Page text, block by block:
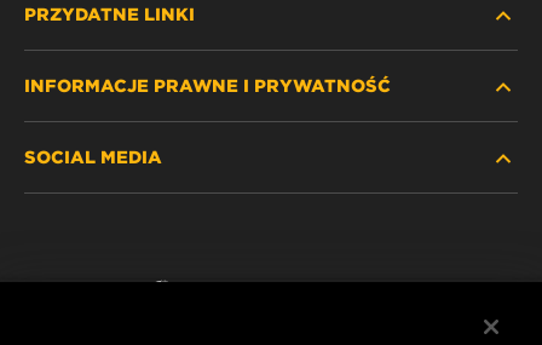
PRZYDATNE LINKI
GDZIE KUPIĆ
INFORMACJE PRAWNE I PRYWATNOŚĆ
SOCIAL MEDIA